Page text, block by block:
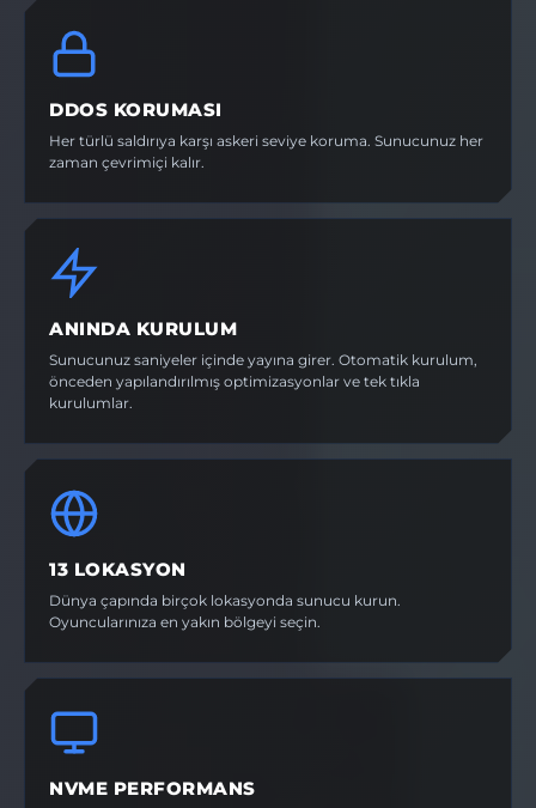
DDOS KORUMASI
Her türlü saldırıya karşı askeri seviye koruma. Sunucunuz her
zaman çevrimiçi kalır.
ANINDA KURULUM
Sunucunuz saniyeler içinde yayına girer. Otomatik kurulum,
önceden yapılandırılmış optimizasyonlar ve tek tıkla
kurulumlar.
13 LOKASYON
Dünya çapında birçok lokasyonda sunucu kurun.
Oyuncularınıza en yakın bölgeyi seçin.
NVME PERFORMANS